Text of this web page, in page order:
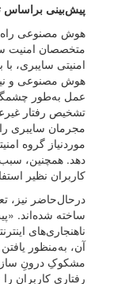
پیش‌بینی براساس
هوش مصنوعی
متخصصان امنیت
امنیتی‌ سایبری،
هوش مصنوعی و
عمل به‌طور
تشخیص رفتار
مجرمان سایبری
موردنیاز گروه
دهد. همچنین،
کاربران نظیر
درحال‌حاضر نیز،
ساخته شده‌اند.
ناهنجاری‌های
آن، به‌منظور
مشکوکِ درونِ
رفتاری کاربران